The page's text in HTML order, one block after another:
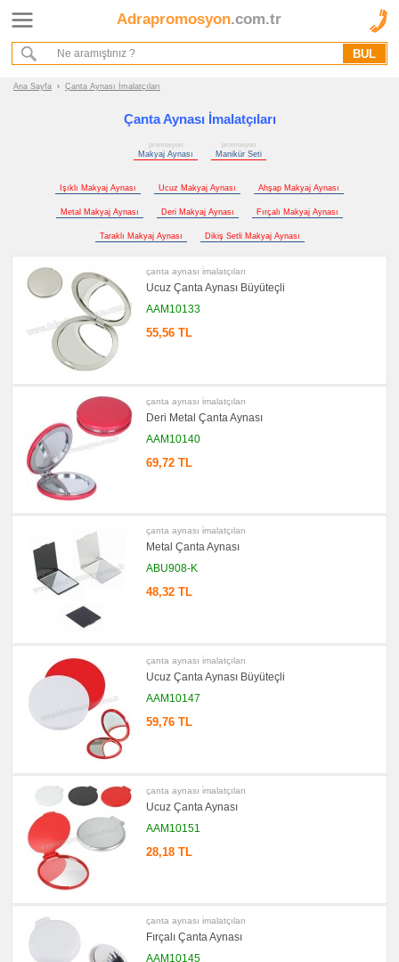
Adrapromosyon.com.tr
Ana Sayfa › Çanta Aynası İmalatçıları
Çanta Aynası İmalatçıları
promosyon
Makyaj Aynası
promosyon
Manikür Seti
Işıklı Makyaj Aynası Ucuz Makyaj Aynası Ahşap Makyaj Aynası
Metal Makyaj Aynası Deri Makyaj Aynası Fırçalı Makyaj Aynası
Taraklı Makyaj Aynası Dikiş Setli Makyaj Aynası
çanta aynası i̇malatçıları
Ucuz Çanta Aynası Büyüteçli
AAM10133
55,56 TL
çanta aynası i̇malatçıları
Deri Metal Çanta Aynası
AAM10140
69,72 TL
çanta aynası i̇malatçıları
Metal Çanta Aynası
ABU908-K
48,32 TL
çanta aynası i̇malatçıları
Ucuz Çanta Aynası Büyüteçli
AAM10147
59,76 TL
çanta aynası i̇malatçıları
Ucuz Çanta Aynası
AAM10151
28,18 TL
çanta aynası i̇malatçıları
Fırçalı Çanta Aynası
AAM10145
Ana Sayfa
Hakkımızda
Kurumsal Hizmet Akışımız
Makyaj
promosyon
Makyaj
Aynası
promosyon
Manikür
Seti
promosyon
promosyon
Ajanda
&
Organizer
promosyon
Matara
Bardak
promosyon
Geri
Dönüşümlü
Ürünler
promosyon
promosyon
Hesap
Makinesi
promosyon
Şerit
Metre
El
Feneri
promosyon
Çakmak
&
Küllük
Çanta
Askısı
promosyon